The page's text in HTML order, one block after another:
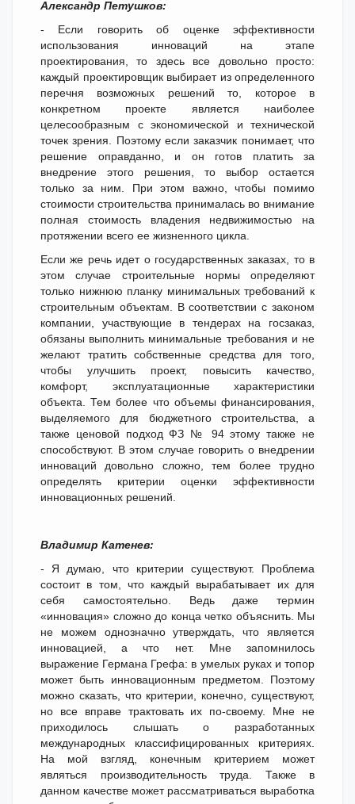
Александр Петушков:
- Если говорить об оценке эффективности
использования инноваций на этапе
проектирования, то здесь все довольно просто:
каждый проектировщик выбирает из определенного
перечня возможных решений то, которое в
конкретном проекте является наиболее
целесообразным с экономической и технической
точек зрения. Поэтому если заказчик понимает, что
решение оправданно, и он готов платить за
внедрение этого решения, то выбор остается
только за ним. При этом важно, чтобы помимо
стоимости строительства принималась во внимание
полная стоимость владения недвижимостью на
протяжении всего ее жизненного цикла.
Если же речь идет о государственных заказах, то в
этом случае строительные нормы определяют
только нижнюю планку минимальных требований к
строительным объектам. В соответствии с законом
компании, участвующие в тендерах на госзаказ,
обязаны выполнить минимальные требования и не
желают тратить собственные средства для того,
чтобы улучшить проект, повысить качество,
комфорт, эксплуатационные характеристики
объекта. Тем более что объемы финансирования,
выделяемого для бюджетного строительства, а
также ценовой подход ФЗ № 94 этому также не
способствуют. В этом случае говорить о внедрении
инноваций довольно сложно, тем более трудно
определять критерии оценки эффективности
инновационных решений.
Владимир Катенев:
- Я думаю, что критерии существуют. Проблема
состоит в том, что каждый вырабатывает их для
себя самостоятельно. Ведь даже термин
«инновация» сложно до конца четко объяснить. Мы
не можем однозначно утверждать, что является
инновацией, а что нет. Мне запомнилось
выражение Германа Грефа: в умелых руках и топор
может быть инновационным предметом. Поэтому
можно сказать, что критерии, конечно, существуют,
но все вправе трактовать их по-своему. Мне не
приходилось слышать о разработанных
международных классифицированных критериях.
На мой взгляд, конечным критерием может
являться производительность труда. Также в
данном качестве может рассматриваться выработка